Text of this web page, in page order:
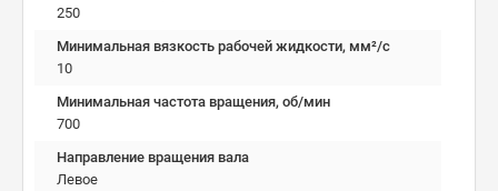
250
Минимальная вязкость рабочей жидкости, мм²/c
10
Минимальная частота вращения, об/мин
700
Направление вращения вала
Левое